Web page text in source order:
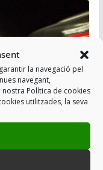
la navegació pel
navegant,
nostra Política de cookies
utilitzades, la seva
OFERIMENT